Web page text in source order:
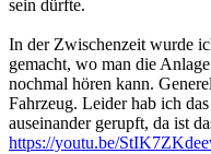
sein dürfte.
In der Zwischenzeit wurde
gemacht, wo man die
nochmal hören kann.
Fahrzeug. Leider hab ich
auseinander gerupft, da ist
https://youtu.be/